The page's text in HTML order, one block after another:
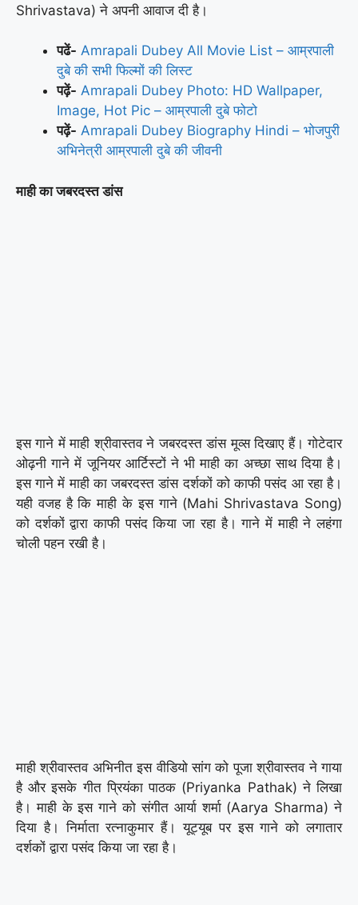
Shrivastava) ने अपनी आवाज दी है।
पढें- Amrapali Dubey All Movie List – आम्रपाली
दुबे की सभी फिल्मों की लिस्ट
पढ़ें- Amrapali Dubey Photo: HD Wallpaper,
Image, Hot Pic – आम्रपाली दुबे फोटो
पढ़ें- Amrapali Dubey Biography Hindi – भोजपुरी
अभिनेत्री आम्रपाली दुबे की जीवनी
माही का जबरदस्त डांस
इस गाने में माही श्रीवास्तव ने जबरदस्त डांस मूव्स दिखाए हैं। गोटेदार
ओढ़नी गाने में जूनियर आर्टिस्टों ने भी माही का अच्छा साथ दिया है।
इस गाने में माही का जबरदस्त डांस दर्शकों को काफी पसंद आ रहा है।
यही वजह है कि माही के इस गाने (Mahi Shrivastava Song)
को दर्शकों द्वारा काफी पसंद किया जा रहा है। गाने में माही ने लहंगा
चोली पहन रखी है।
माही श्रीवास्तव अभिनीत इस वीडियो सांग को पूजा श्रीवास्तव ने गाया
है और इसके गीत प्रियंका पाठक (Priyanka Pathak) ने लिखा
है। माही के इस गाने को संगीत आर्या शर्मा (Aarya Sharma) ने
दिया है। निर्माता रत्नाकुमार हैं। यूट्यूब पर इस गाने को लगातार
दर्शकों द्वारा पसंद किया जा रहा है।